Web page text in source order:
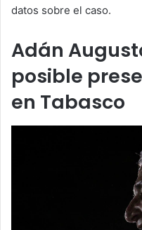
datos sobre el caso.
Adán
posible
en Tabasco